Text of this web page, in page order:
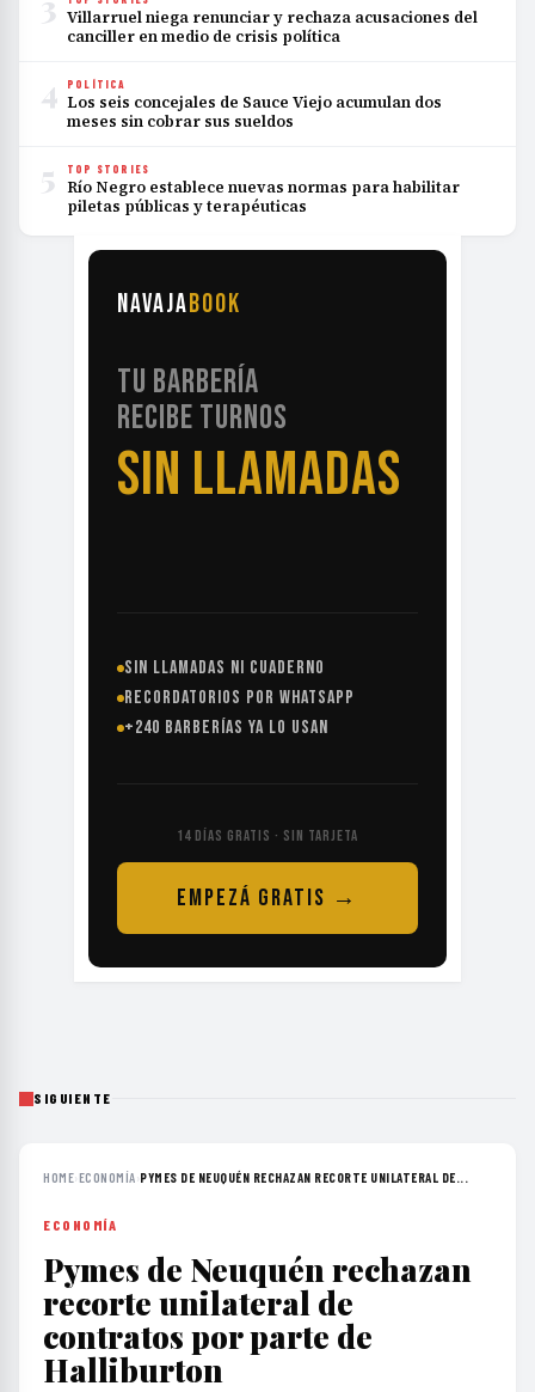
Villarruel niega renunciar y rechaza acusaciones del
canciller en medio de crisis política
4 POLÍTICA
Los seis concejales de Sauce Viejo acumulan dos
meses sin cobrar sus sueldos
5 TOP STORIES
Río Negro establece nuevas normas para habilitar
piletas públicas y terapéuticas
NAVAJABOOK
TU BARBERÍA
RECIBE TURNOS
SIN LLAMADAS
SIN LLAMADAS NI CUADERNO
RECORDATORIOS POR WHATSAPP
+240 BARBERÍAS YA LO USAN
14 DÍAS GRATIS · SIN TARJETA
EMPEZÁ GRATIS →
SIGUIENTE
HOME›ECONOMÍA›PYMES DE NEUQUÉN RECHAZAN RECORTE UNILATERAL DE...
ECONOMÍA
Pymes de Neuquén rechazan
recorte unilateral de
contratos por parte de
Halliburton